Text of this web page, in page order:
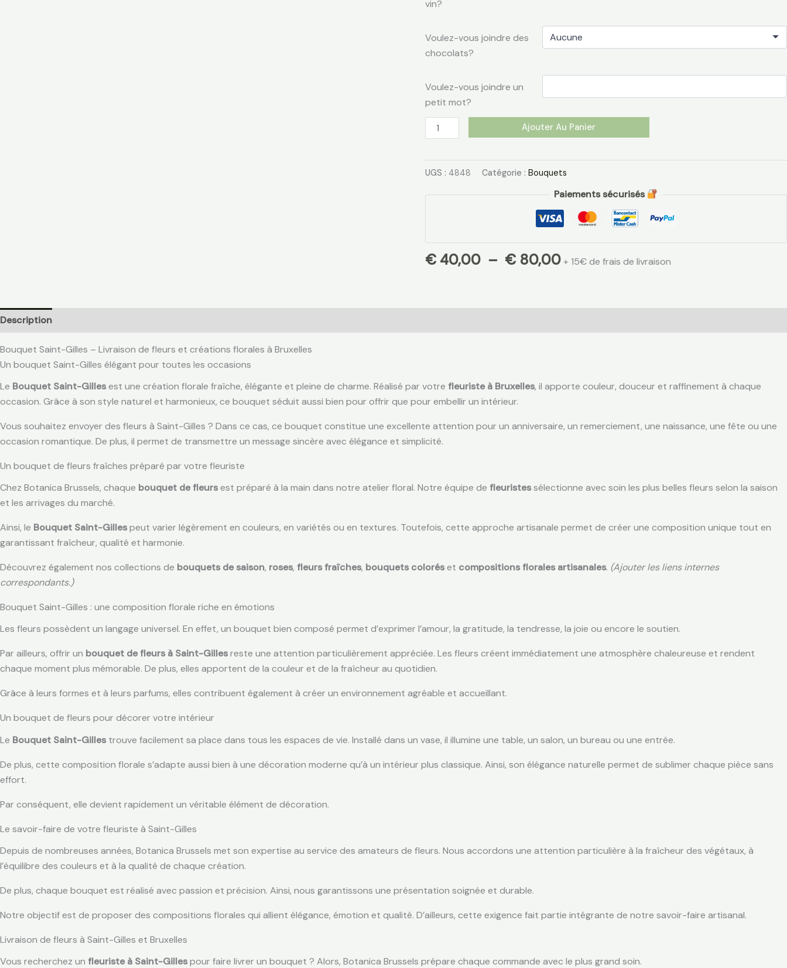
vin?
Voulez-vous joindre des
chocolats?
Voulez-vous joindre un
petit mot?
Ajouter Au Panier
UGS : 4848 Catégorie : Bouquets
Paiements sécurisés
€40,00 – €80,00 + 15€ de frais de livraison
Description
Bouquet Saint-Gilles – Livraison de fleurs et créations florales à Bruxelles
Un bouquet Saint-Gilles élégant pour toutes les occasions
Le Bouquet Saint-Gillesest une création florale fraîche, élégante et pleine de charme. Réalisé par votre fleuriste à Bruxelles, il apporte couleur, douceur et raffinement à chaque
occasion. Grâce à son style naturel et harmonieux, ce bouquet séduit aussi bien pour offrir que pour embellir un intérieur.
Vous souhaitez envoyer des fleurs à Saint-Gilles ? Dans ce cas, ce bouquet constitue une excellente attention pour un anniversaire, un remerciement, une naissance, une fête ou une
occasion romantique. De plus, il permet de transmettre un message sincère avec élégance et simplicité.
Un bouquet de fleurs fraîches préparé par votre fleuriste
Chez Botanica Brussels, chaque bouquet de fleursest préparé à la main dans notre atelier floral. Notre équipe de fleuristessélectionne avec soin les plus belles fleurs selon la saison
et les arrivages du marché.
Ainsi, le Bouquet Saint-Gillespeut varier légèrement en couleurs, en variétés ou en textures. Toutefois, cette approche artisanale permet de créer une composition unique tout en
garantissant fraîcheur, qualité et harmonie.
Découvrez également nos collections de bouquets de saison, roses, fleurs fraîches, bouquets coloréset compositions florales artisanales. (Ajouter les liens internes
correspondants.)
Bouquet Saint-Gilles : une composition florale riche en émotions
Les fleurs possèdent un langage universel. En effet, un bouquet bien composé permet d’exprimer l’amour, la gratitude, la tendresse, la joie ou encore le soutien.
Par ailleurs, offrir un bouquet de fleurs à Saint-Gillesreste une attention particulièrement appréciée. Les fleurs créent immédiatement une atmosphère chaleureuse et rendent
chaque moment plus mémorable. De plus, elles apportent de la couleur et de la fraîcheur au quotidien.
Grâce à leurs formes et à leurs parfums, elles contribuent également à créer un environnement agréable et accueillant.
Un bouquet de fleurs pour décorer votre intérieur
Le Bouquet Saint-Gillestrouve facilement sa place dans tous les espaces de vie. Installé dans un vase, il illumine une table, un salon, un bureau ou une entrée.
De plus, cette composition florale s’adapte aussi bien à une décoration moderne qu’à un intérieur plus classique. Ainsi, son élégance naturelle permet de sublimer chaque pièce sans
effort.
Par conséquent, elle devient rapidement un véritable élément de décoration.
Le savoir-faire de votre fleuriste à Saint-Gilles
Depuis de nombreuses années, Botanica Brussels met son expertise au service des amateurs de fleurs. Nous accordons une attention particulière à la fraîcheur des végétaux, à
l’équilibre des couleurs et à la qualité de chaque création.
De plus, chaque bouquet est réalisé avec passion et précision. Ainsi, nous garantissons une présentation soignée et durable.
Notre objectif est de proposer des compositions florales qui allient élégance, émotion et qualité. D’ailleurs, cette exigence fait partie intégrante de notre savoir-faire artisanal.
Livraison de fleurs à Saint-Gilles et Bruxelles
Vous recherchez un fleuriste à Saint-Gillespour faire livrer un bouquet ? Alors, Botanica Brussels prépare chaque commande avec le plus grand soin.